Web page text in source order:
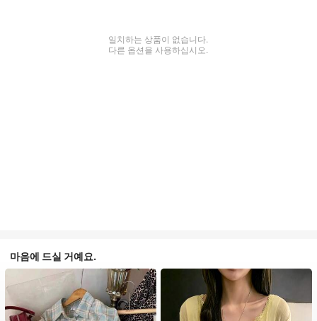
일치하는 상품이 없습니다.
다른 옵션을 사용하십시오.
마음에 드실 거예요.